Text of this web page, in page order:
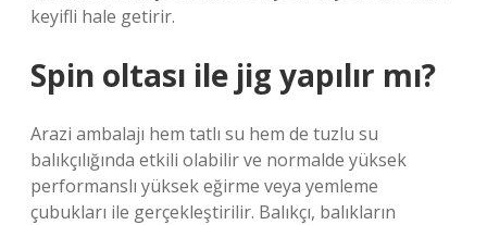
keyifli hale getirir.
Spin oltası ile jig yapılır mı?
Arazi ambalajı hem tatlı su hem de tuzlu su
balıkçılığında etkili olabilir ve normalde yüksek
performanslı yüksek eğirme veya yemleme
çubukları ile gerçekleştirilir. Balıkçı, balıkların